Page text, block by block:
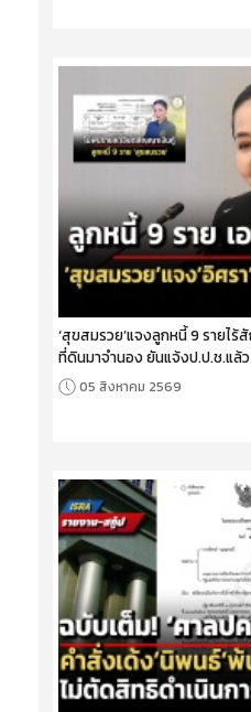
‘สุขสมรวย’แจงลูกหนี้ 9 รายไร้
ที่ดินมาจำนอง ยันแจ้งป.ป.ช.แล้ว
05 สิงหาคม 2569